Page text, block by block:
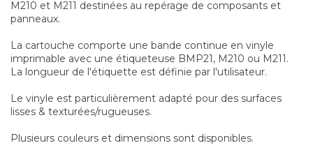
M210 et M211 destinées au repérage de composants et
panneaux.
La cartouche comporte une bande continue en vinyle
imprimable avec une étiqueteuse BMP21, M210 ou M211.
La longueur de l'étiquette est définie par l'utilisateur.
Le vinyle est particulièrement adapté pour des surfaces
lisses & texturées/rugueuses.
Plusieurs couleurs et dimensions sont disponibles.